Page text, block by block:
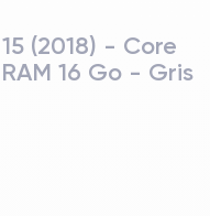
(2018) - Core
16 Go - Gris